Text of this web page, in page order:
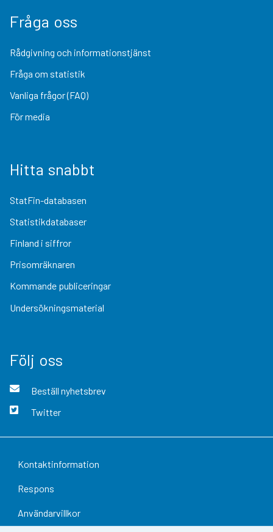
Fråga oss
Rådgivning och informationstjänst
Fråga om statistik
Vanliga frågor (FAQ)
För media
Hitta snabbt
StatFin-databasen
Statistikdatabaser
Finland i siffror
Prisomräknaren
Kommande publiceringar
Undersökningsmaterial
Följ oss
Beställ nyhetsbrev
Twitter
Kontaktinformation
Respons
Användarvillkor